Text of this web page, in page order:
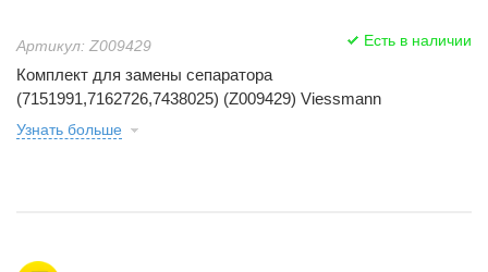
Артикул: Z009429 Есть в наличии
Комплект для замены сепаратора
(7151991,7162726,7438025) (Z009429) Viessmann
Узнать больше